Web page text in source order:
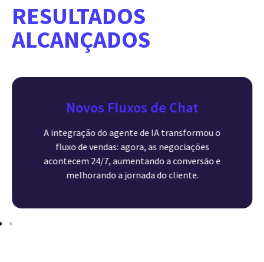
Novos Fluxos de Chat
A integração do agente de IA transformou o
fluxo de vendas: agora, as negociações
acontecem 24/7, aumentando a conversão e
melhorando a jornada do cliente.
RESULTADOS
ALCANÇADOS